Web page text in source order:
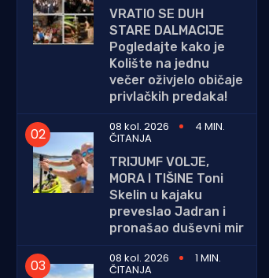
VRATIO SE DUH
STARE DALMACIJE
Pogledajte kako je
Kolište na jednu
večer oživjelo običaje
privlačkih predaka!
08 kol. 2026
4 MIN.
ČITANJA
TRIJUMF VOLJE,
MORA I TIŠINE Toni
Skelin u kajaku
preveslao Jadran i
pronašao duševni mir
08 kol. 2026
1 MIN.
ČITANJA